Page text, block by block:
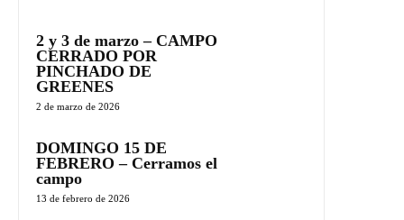
2 y 3 de marzo – CAMPO
CERRADO POR
PINCHADO DE
GREENES
2 de marzo de 2026
DOMINGO 15 DE
FEBRERO – Cerramos el
campo
13 de febrero de 2026